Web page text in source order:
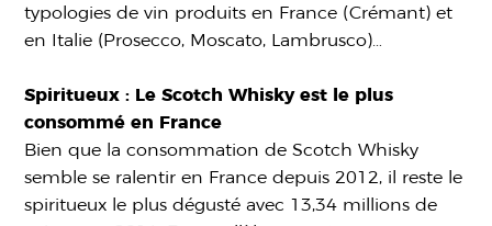
typologies de vin produits en France (Crémant) et
en Italie (Prosecco, Moscato, Lambrusco)…
Spiritueux : Le Scotch Whisky est le plus
consommé en France
Bien que la consommation de Scotch Whisky
semble se ralentir en France depuis 2012, il reste le
spiritueux le plus dégusté avec 13,34 millions de